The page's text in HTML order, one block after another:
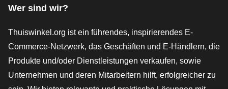
Wer sind wir?
Thuiswinkel.org ist ein führendes, inspirierendes E-
Commerce-Netzwerk, das Geschäften und E-Händlern, die
Produkte und/oder Dienstleistungen verkaufen, sowie
Unternehmen und deren Mitarbeitern hilft, erfolgreicher zu